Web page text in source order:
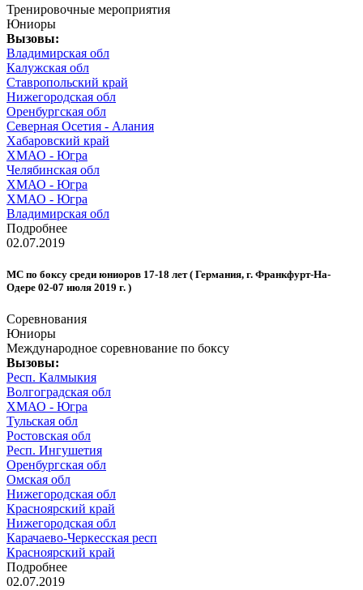
Тренировочные мероприятия
Юниоры
Вызовы:
Владимирская обл
Калужская обл
Ставропольский край
Нижегородская обл
Оренбургская обл
Северная Осетия - Алания
Хабаровский край
ХМАО - Югра
Челябинская обл
ХМАО - Югра
ХМАО - Югра
Владимирская обл
Подробнее
02.07.2019
МС по боксу среди юниоров 17-18 лет ( Германия, г. Франкфурт-На-
Одере 02-07 июля 2019 г. )
Соревнования
Юниоры
Международное соревнование по боксу
Вызовы:
Респ. Калмыкия
Волгоградская обл
ХМАО - Югра
Тульская обл
Ростовская обл
Респ. Ингушетия
Оренбургская обл
Омская обл
Нижегородская обл
Красноярский край
Нижегородская обл
Карачаево-Черкесская респ
Красноярский край
Подробнее
02.07.2019